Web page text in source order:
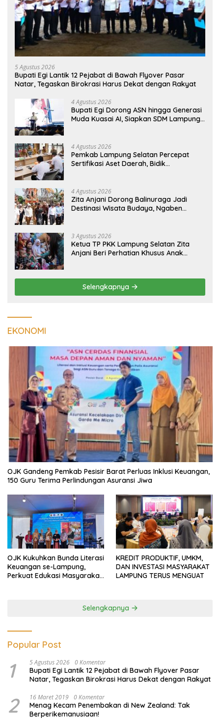
5 Agustus 2026
Bupati Egi Lantik 12 Pejabat di Bawah Flyover Pasar
Natar, Tegaskan Birokrasi Harus Dekat dengan Rakyat
4 Agustus 2026
Bupati Egi Dorong ASN hingga Generasi
Muda Kuasai AI, Siapkan SDM Lampung
4 Agustus 2026
Pemkab Lampung Selatan Percepat
Sertifikasi Aset Daerah, Bidik
4 Agustus 2026
Zita Anjani Dorong Balinuraga Jadi
Destinasi Wisata Budaya, Ngaben
3 Agustus 2026
Ketua TP PKK Lampung Selatan Zita
Anjani Beri Perhatian Khusus Anak
Selengkapnya
EKONOMI
OJK Gandeng Pemkab Pesisir Barat Perluas Inklusi Keuangan,
150 Guru Terima Perlindungan Asuransi Jiwa
OJK Kukuhkan Bunda Literasi
Keuangan se-Lampung,
Perkuat Edukasi Masyarakat
KREDIT PRODUKTIF, UMKM,
DAN INVESTASI MASYARAKAT
LAMPUNG TERUS MENGUAT
Selengkapnya
Popular Post
1 5 Agustus 2026 0 Komentar
Bupati Egi Lantik 12 Pejabat di Bawah Flyover Pasar
Natar, Tegaskan Birokrasi Harus Dekat dengan Rakyat
2 16 Maret 2019 0 Komentar
Menag Kecam Penembakan di New Zealand: Tak
Berperikemanusiaan!